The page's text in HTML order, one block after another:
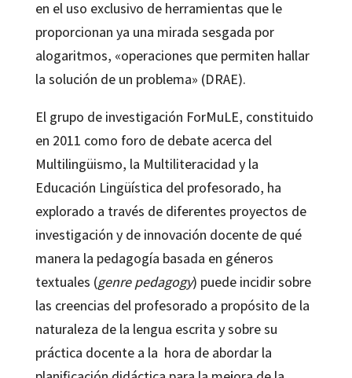
en el uso exclusivo de herramientas que le
proporcionan ya una mirada sesgada por
alogaritmos, «operaciones que permiten hallar
la solución de un problema» (DRAE).
El grupo de investigación ForMuLE, constituido
en 2011 como foro de debate acerca del
Multilingüismo, la Multiliteracidad y la
Educación Lingüística del profesorado, ha
explorado a través de diferentes proyectos de
investigación y de innovación docente de qué
manera la pedagogía basada en géneros
textuales (genre pedagogy) puede incidir sobre
las creencias del profesorado a propósito de la
naturaleza de la lengua escrita y sobre su
práctica docente a la hora de abordar la